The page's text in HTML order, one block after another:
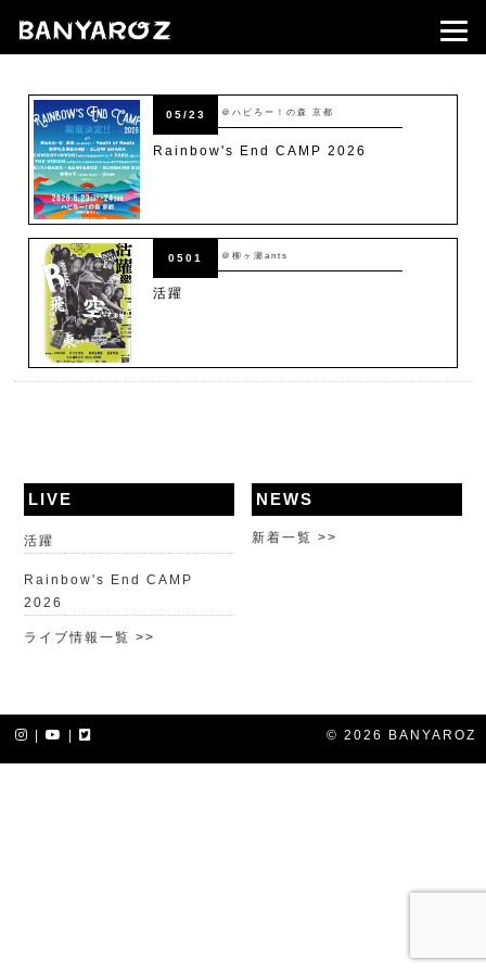
05/23 ＠ハピろー！の森 京都
Rainbow's End CAMP 2026
0501 ＠柳ヶ瀬ants
活躍
LIVE
活躍
Rainbow's End CAMP
2026
ライブ情報一覧 >>
NEWS
新着一覧 >>
| | © 2026 BANYAROZ